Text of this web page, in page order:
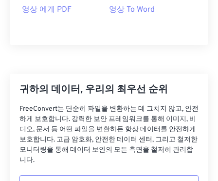
영상 에게 PDF 영상 To Word
귀하의 데이터, 우리의 최우선 순위
FreeConvert는 단순히 파일을 변환하는 데 그치지 않고, 안전
하게 보호합니다. 강력한 보안 프레임워크를 통해 이미지, 비
디오, 문서 등 어떤 파일을 변환하든 항상 데이터를 안전하게
보호합니다. 고급 암호화, 안전한 데이터 센터, 그리고 철저한
모니터링을 통해 데이터 보안의 모든 측면을 철저히 관리합
니다.